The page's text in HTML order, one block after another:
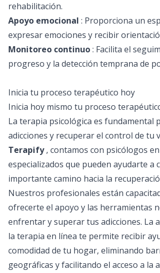
rehabilitación.
Apoyo emocional : Proporciona un
expresar emociones y recibir
Monitoreo continuo: Facilita el
progreso y la detección temprana de
Inicia tu proceso terapéutico hoy
Inicia hoy mismo tu proceso
La terapia psicológica es fundamental
adicciones y recuperar el control de tu
Terapify, contamos con psicólogos
especializados que pueden ayudarte a
importante camino hacia la
Nuestros profesionales están
ofrecerte el apoyo y las herramientas
enfrentar y superar tus adicciones. La
la terapia en línea te permite recibir
comodidad de tu hogar, eliminando
geográficas y facilitando el acceso a la